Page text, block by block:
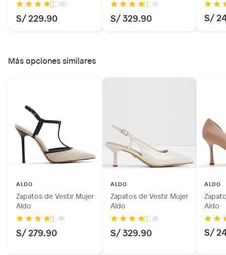
(27)
S/ 229.90
(2)
S/ 329.90 S/
Más opciones similares
ALDO
Zapatos de Vestir Mujer
Aldo
(6)
S/ 279.90
ALDO
Zapatos de Vestir Mujer
Aldo
(2)
S/ 329.90
ALDO
Aldo
S/